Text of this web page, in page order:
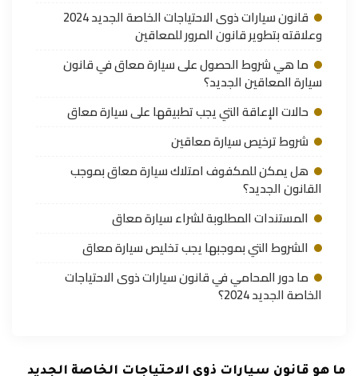
قانون سيارات ذوى الاحتياجات الخاصة الجديد 2024
وعلاقته بتطوير قانون المرور للمعاقين
ما هي شروط الحصول على سيارة معاق في قانون
سيارة المعاقين الجديد؟
حالات الإعاقة التي يجب تطبيقها على سيارة معاق
شروط ترخيص سيارة معاقين
هل يمكن للمكفوف امتلاك سيارة معاق بموجب
القانون الجديد؟
المستندات المطلوبة لشراء سيارة معاق
الشروط التي بموجبها يجب تخليص سيارة معاق
ما دور المحامي في قانون سيارات ذوى الاحتياجات
الخاصة الجديد 2024؟
ما هو قانون سيارات ذوى الاحتياجات الخاصة الجديد